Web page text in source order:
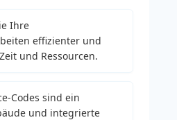
Ihre
effizienter und
und Ressourcen.
Codes sind ein
und integrierte